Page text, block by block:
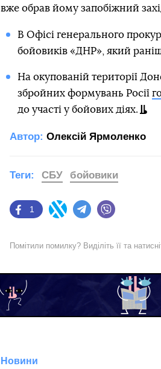
вже обрав йому запобіжний
В Офісі генерального
бойовиків «ДНР», який
На окупованій території
збройних формувань Росії
до участі у бойових діях.
Автор: Олексій Ярмоленко
Facebook
1
Twitter Telegram
Теги: СБУ бойовики
Помітили помилку? Виділіть її та
Новини